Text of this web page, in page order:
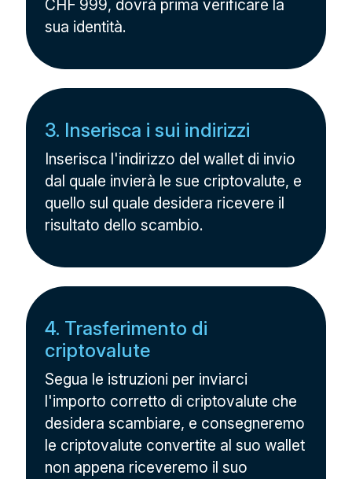
CHF 999, dovrà prima verificare la
sua identità.
3. Inserisca i sui indirizzi
Inserisca l'indirizzo del wallet di invio
dal quale invierà le sue criptovalute, e
quello sul quale desidera ricevere il
risultato dello scambio.
4. Trasferimento di
criptovalute
Segua le istruzioni per inviarci
l'importo corretto di criptovalute che
desidera scambiare, e consegneremo
le criptovalute convertite al suo wallet
non appena riceveremo il suo